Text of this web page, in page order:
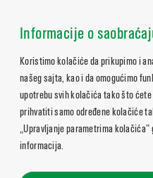
Informacije o
Koristimo kolačiće da prikupimo i
našeg sajta, kao i da omogućimo
upotrebu svih kolačića tako što
prihvatiti samo određene kolačiće
„Upravljanje parametrima
informacija.